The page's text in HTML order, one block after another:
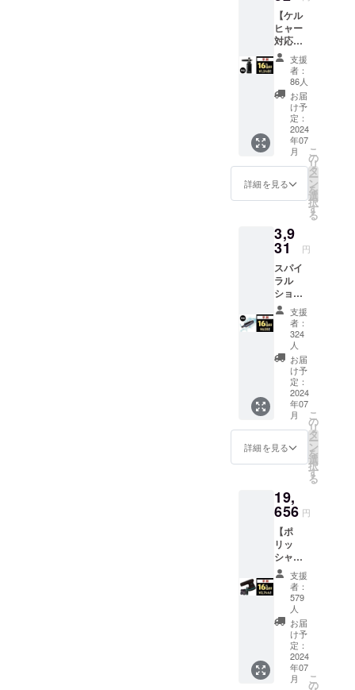
りで
す。
ト、
シャ
ワー
ショッ
ト ・取
扱説明
書：有
・取扱
説明書
の対応
言語：
日本語
・保証
年保証
スパイ
トとバ
ブルシ
リーズ
は別売
りで
す。
ンク本
体) ・素
材：プ
ラス
チッ
ク、ス
テンレ
ス ・付
属品：
ブラッ
フォー
マー、
ネード
ショッ
ショッ
ト、
シャ
ワー
ショッ
ト ・取
扱説明
書：有
・取扱
説明書
の対応
言語：
日本語
・保証
期間：1
年保証
ラル
ショッ
ブルシ
リーズ
は別売
りで
す。
品サイ
ズ/重
量：約
110cm
×
25cm/1.
9kg(ラ
イフル
ウォッ
シュ本
体）
：約
36cm ×
25cm/7.
フルタ
ンク本
材：プ
ラス
チッ
ク、ス
テンレ
ス ・付
属品：
ブラッ
フォー
マー、
グレ
ネード
ト、
トップ
シャ
ワー
ショッ
ト ・取
扱説明
書：有
・取扱
説明書
の対応
言語：
日本語
・保証
期間：1
年保証
スパイ
ク（高
圧洗浄
機）は
付属し
ませ
ん。 1.
本商品
のメー
カー情
報 ・
メー
カーの
所在地
（国）
：日本
NAGAR
A 2.商
品概要
につい
て ・商
品サイ
ズ/重
量：約
110cm
25cm/1.
9kg(ラ
イフル
ウォッ
シュ本
体） ・
プラス
チッ
ス ・付
属品：
グレ
ネード
ショッ
ト、
トップ
ショッ
ト、
シャ
ワー
ショッ
ト ・取
扱説明
書：有
【ケル
ヒャー
対応】
ブラッ
ク
フォー
マー
【単
品】 ◆
リター
ン内容
ブラッ
ク
フォー
マー1個
※ライフ
ウォッ
シュ・
タンク
（高圧
洗浄
機）は
付属し
ませ
ん。 1.
本商品
のメー
カー情
報 ・
メー
カーの
所在地
（国）
：日本
NAGAR
A 2.商
品概要
につい
て ・商
品サイ
ズ/重
量：約
8cm
×20cm
×26.5c
m/ 約
0.65kg(
ブラッ
支援
者：
86人
お届
け予
定：
2024
年07
月
詳細を見る
こ
の
リ
タ
ー
ン
を
選
択
す
る
3,9
31 円
スパイ
ラル
ショッ
ト【単
品】 早
割：
3,931円
（16%
OFF) ※
パワー
が強力
なた
め、注
意書き
をお読
使用く
ださ
い。 1.
本商品
のメー
カー情
報 ・
メー
カーの
所在
地：日
本 ・法
人名：
（株）
NAGAR
支援
者：
324
人
お届
け予
定：
2024
年07
月
詳細を見る
こ
の
リ
タ
ー
ン
を
選
択
す
る
19,
656 円
【ポ
リッ
シャー
】イー
ジーポ
リッ
シュ ブ
ラック
エディ
ション
早割：
19,656
支援
者：
579
人
お届
け予
定：
2024
年07
月
こ
の